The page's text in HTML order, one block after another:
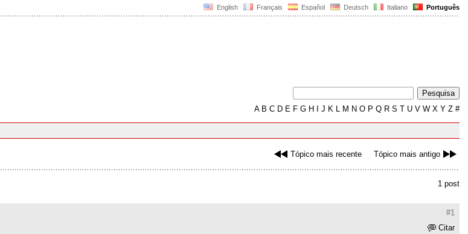
English Français Español Deutsch Italiano Português
AB C D E F G H J K L M N O P Q R S T U V W X Y Z #
Tópico mais recente Tópico mais antigo
1 post
#1
Citar